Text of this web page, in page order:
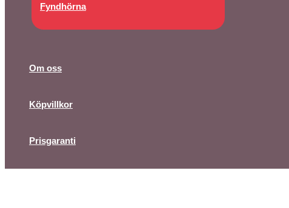
Fyndhörna
Om oss
Köpvillkor
Prisgaranti